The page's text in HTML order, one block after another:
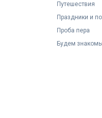
Путешествия
Праздники и
Проба пера
Будем знакомы